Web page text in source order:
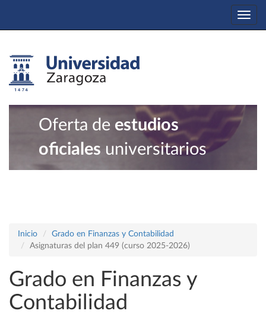
Oferta de estudios
oficiales universitarios
Inicio
Grado en Finanzas y Contabilidad
Asignaturas del plan 449 (curso 2025-2026)
Grado en Finanzas y
Contabilidad